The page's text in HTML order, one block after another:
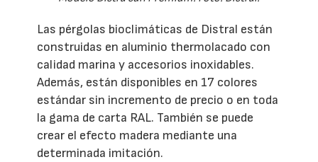
Las pérgolas bioclimáticas de Distral están
construidas en aluminio thermolacado con
calidad marina y accesorios inoxidables.
Además, están disponibles en 17 colores
estándar sin incremento de precio o en toda
la gama de carta RAL. También se puede
crear el efecto madera mediante una
determinada imitación.